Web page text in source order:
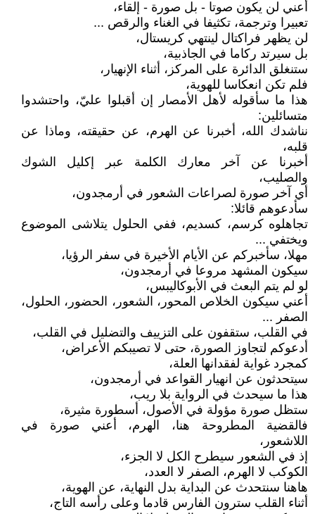
أعني لن يكون صوتا - بل صورة - إلقاء،
تعبيرا وترجمة، تكثيفا في الغناء والرقص ...
لن يظهر فراكتال لينتهي كريستال،
بل سيرتد ركاما في الجاذبية،
ستنغلق الدائرة على المركز، أثناء الإنهيار،
فلم تكن انعكاسا للهوية،
هذا ما سأقوله لأهل الأمصار إن أقبلوا عليّ، واحتشدوا
متسائلين:
نناشدك الله، أخبرنا عن الهرم، عن حقيقته، وماذا عن
قلبه،
أخبرنا عن آخر معارك الكلمة عبر إكليل الشوك
والصليب،
أي آخر صورة لصراعات الشعور في أرمجدون،
سأدعوهم قائلا:
تجاهلوه كرسم، كسديم، ففي الحلول يتلاشى الموضوع
ويختفي ...
مهلا، سأخبركم عن الأيام الأخيرة في سفر الرؤيا،
سيكون المشهد مروعا في أرمجدون،
لو لم يتم البعث في الأبوكاليبس،
أعني سيكون الخلاص المحور، الشعور، الحضور، الحلول،
الصفر ...
في القلب، ستقفون على التزييف والتضليل في القلب،
أدعوكم لتجاوز الصورة، حتى لا تصيبكم الأعراض،
كمجرد غواية لفقدانها العلة،
سيتحدثون عن انهيار القواعد في أرمجدون،
هذا ما سيحدث في الرواية بلا ريب،
ستظل صورة مؤولة في الأصول، أسطورة مثيرة،
فالقضية المطروحة هنا، الهرم، أعني صورة في
اللاشعور،
إذ في الشعور سيطرح الكل لا الجزء،
الكوكب لا الهرم، الصفر لا العدد،
هاهنا سنتحدث عن البداية بدل النهاية، عن الهوية،
أثناء القلب سترون الفارس قادما وعلى رأسه التاج،